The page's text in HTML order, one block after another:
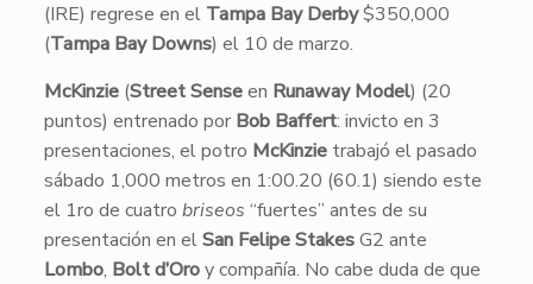
(IRE) regrese en el Tampa Bay Derby$350,000
(Tampa Bay Downs) el 10 de marzo.
McKinzie(Street Senseen Runaway Model) (20
puntos) entrenado por Bob Baffert: invicto en 3
presentaciones, el potro McKinzietrabajó el pasado
sábado 1,000 metros en 1:00.20 (60.1) siendo este
el 1ro de cuatro briseos “fuertes” antes de su
presentación en elSan Felipe StakesG2 ante
Lombo, Bolt d’Oroy compañía. No cabe duda de que